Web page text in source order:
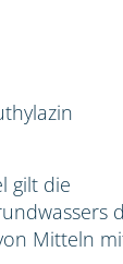
gilt die
Mitteln